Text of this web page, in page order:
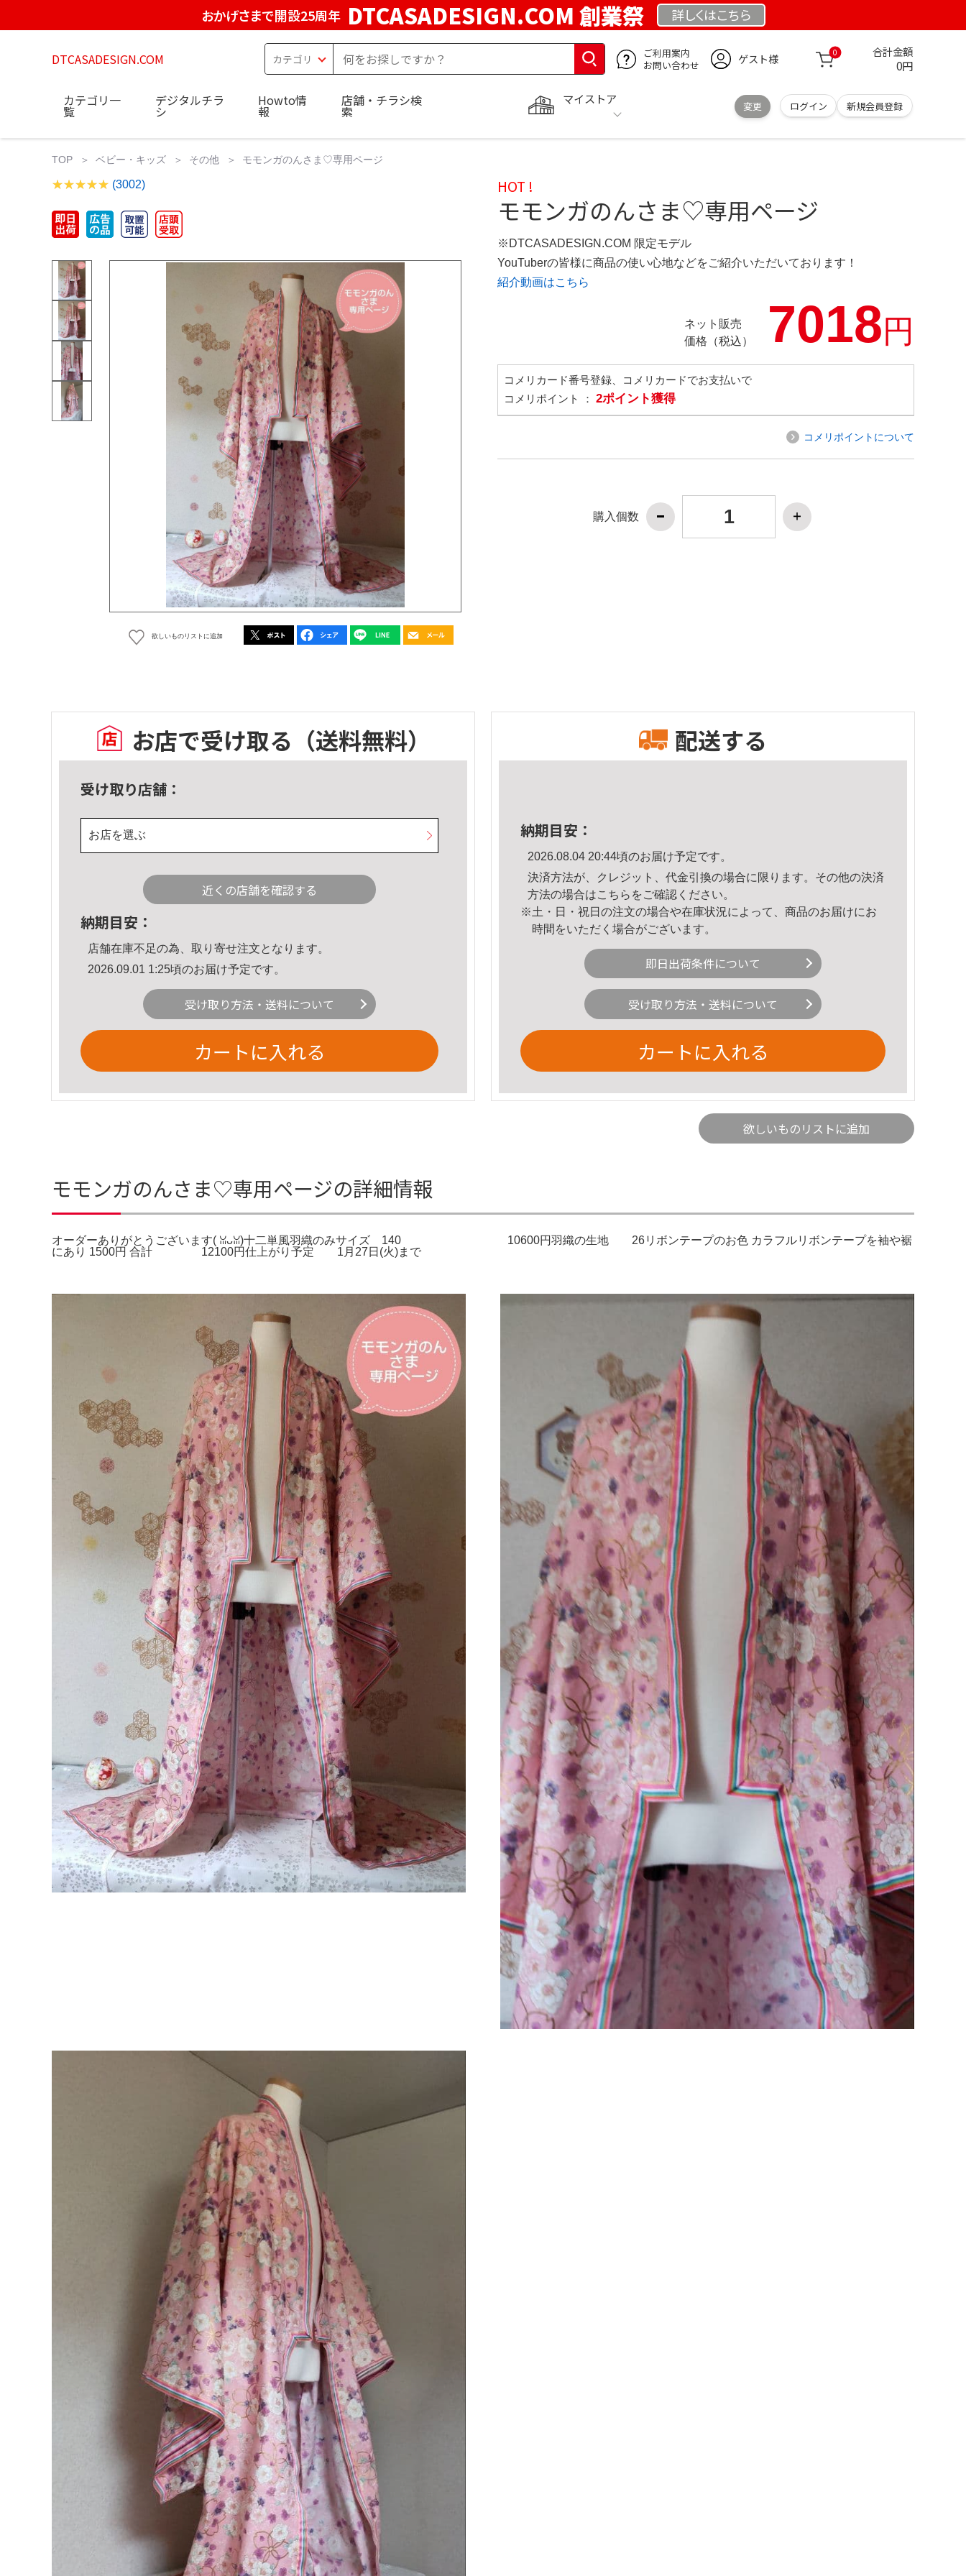
おかげさまで開設25周年 DTCASADESIGN.COM 創業祭 詳しくはこちら
DTCASADESIGN.COM
ご利用案内
お問い合わせ
ゲスト様 0 合計金額
0円
マイストア
変更 ログイン 新規会員登録
カテゴリ一
覧
デジタルチラ
シ
Howto情
報
店舗・チラシ検
索
TOP ベビー・キッズ その他 モモンガのんさま♡専用ページ
(3002)
欲しいものリストに追加
HOT !
モモンガのんさま♡専用ページ
※DTCASADESIGN.COM 限定モデル
YouTuberの皆様に商品の使い心地などをご紹介いただいております！
紹介動画はこちら
ネット販売
価格（税込）
7018円
コメリカード番号登録、コメリカードでお支払いで
コメリポイント ： 2ポイント獲得
コメリポイントについて
購入個数
お店で受け取る （送料無料）
受け取り店舗：
お店を選ぶ
近くの店舗を確認する
納期目安：
店舗在庫不足の為、取り寄せ注文となります。
2026.09.01 1:25頃のお届け予定です。
受け取り方法・送料について
カートに入れる
配送する
納期目安：
2026.08.04 20:44頃のお届け予定です。
決済方法が、クレジット、代金引換の場合に限ります。その他の決済
方法の場合はこちら をご確認ください。
※土・日・祝日の注文の場合や在庫状況によって、商品のお届けにお
時間をいただく場合がございます。
即日出荷条件について
受け取り方法・送料について
カートに入れる
欲しいものリストに追加
モモンガのんさま♡専用ページの詳細情報
オーダーありがとうございます(⁠ ⁠ꈍ⁠ᴗ⁠ꈍ⁠)十二単風羽織のみサイズ 140 10600円羽織の生地 26リボンテープのお色 カラフルリボンテープを袖や裾
にあり 1500円 合計 12100円仕上がり予定 1月27日(火)まで